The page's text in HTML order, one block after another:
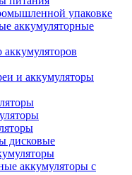
упаковке
аккумуляторные
и аккумуляторы
дисковые
аккумуляторы с